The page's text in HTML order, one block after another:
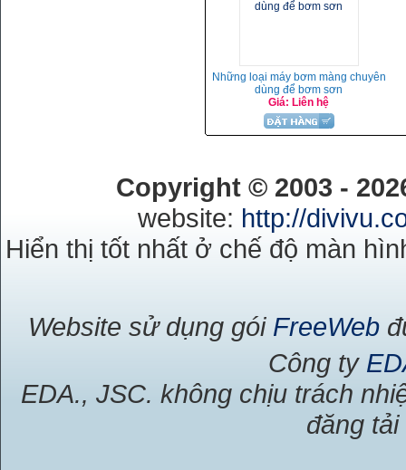
Những loại máy bơm màng chuyên
dùng để bơm sơn
Giá: Liên hệ
Copyright © 2003 -
website: http://
Hiển thị tốt nhất ở chế độ màn
Website sử dụng gói FreeWeb
Công ty
EDA., JSC. không chịu trách
đăng